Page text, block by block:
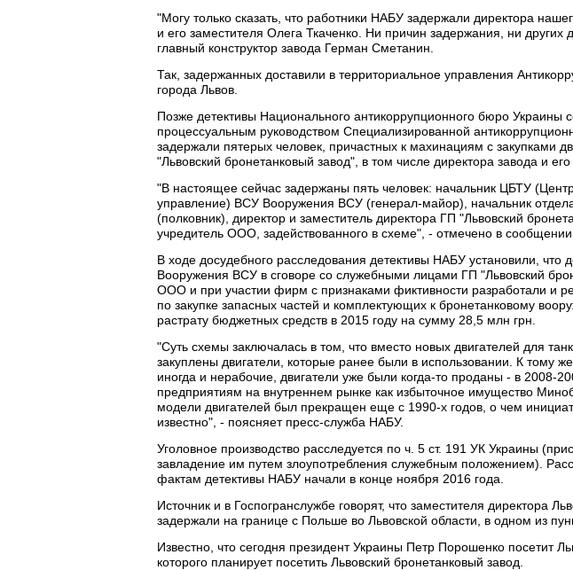
"Могу только сказать, что работники НАБУ задержали директора
и его заместителя Олега Ткаченко. Ни причин задержания, ни других
главный конструктор завода Герман Сметанин.
Так, задержанных доставили в территориальное управления
города Львов.
Позже детективы Национального антикоррупционного бюро Украины
процессуальным руководством Специализированной
задержали пятерых человек, причастных к махинациям с закупками
"Львовский бронетанковый завод", в том числе директора завода и его
"В настоящее сейчас задержаны пять человек: начальник ЦБТУ
управление) ВСУ Вооружения ВСУ (генерал-майор), начальник
(полковник), директор и заместитель директора ГП "Львовский
учредитель ООО, задействованного в схеме", - отмечено в сообщении.
В ходе досудебного расследования детективы НАБУ установили,
Вооружения ВСУ в сговоре со служебными лицами ГП "Львовский
ООО и при участии фирм с признаками фиктивности разработали и
по закупке запасных частей и комплектующих к бронетанковому
растрату бюджетных средств в 2015 году на сумму 28,5 млн грн.
"Суть схемы заключалась в том, что вместо новых двигателей для
закуплены двигатели, которые ранее были в использовании. К тому
иногда и нерабочие, двигатели уже были когда-то проданы - в 2008-
предприятиям на внутреннем рынке как избыточное имущество
модели двигателей был прекращен еще с 1990-х годов, о чем
известно", - поясняет пресс-служба НАБУ.
Уголовное производство расследуется по ч. 5 ст. 191 УК Украины
завладение им путем злоупотребления служебным положением).
фактам детективы НАБУ начали в конце ноября 2016 года.
Источник и в Госпогранслужбе говорят, что заместителя директора
задержали на границе с Польше во Львовской области, в одном из
Известно, что сегодня президент Украины Петр Порошенко посетит
которого планирует посетить Львовский бронетанковый завод.